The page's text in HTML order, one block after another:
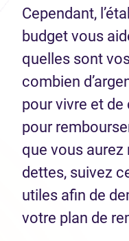
Cependant,
budget vous
quelles sont
combien
pour vivre et
pour
que vous aurez
dettes, suivez
utiles afin de
votre plan de